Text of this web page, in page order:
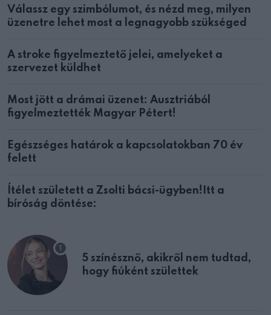
Válassz egy szimbólumot, és nézd meg, milyen
üzenetre lehet most a legnagyobb szükséged
A stroke figyelmeztető jelei, amelyeket a
szervezet küldhet
Most jött a drámai üzenet: Ausztriából
figyelmeztették Magyar Pétert!
Egészséges határok a kapcsolatokban 70 év
felett
Ítélet született a Zsolti bácsi-ügyben!Itt a
bíróság döntése:
5 színésznő, akikről nem tudtad,
hogy fiúként születtek